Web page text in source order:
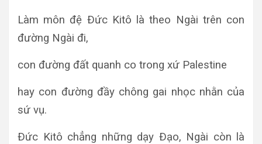
Làm môn đệ Ðức Kitô là theo Ngài trên con
đường Ngài đi,
con đường đất quanh co trong xứ Palestine
hay con đường đầy chông gai nhọc nhằn của
sứ vụ.
Ðức Kitô chẳng những dạy Ðạo, Ngài còn là